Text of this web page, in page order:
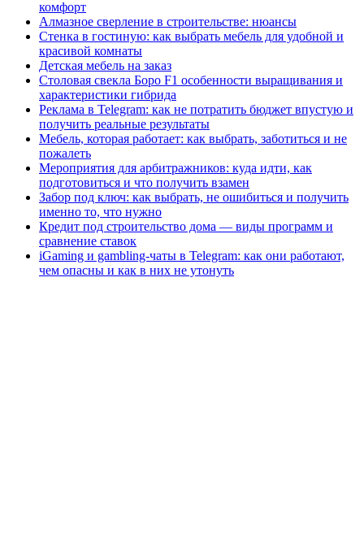
комфорт
Алмазное сверление в строительстве: нюансы
Стенка в гостиную: как выбрать мебель для удобной и
красивой комнаты
Детская мебель на заказ
Столовая свекла Боро F1 особенности выращивания и
характеристики гибрида
Реклама в Telegram: как не потратить бюджет впустую и
получить реальные результаты
Мебель, которая работает: как выбрать, заботиться и не
пожалеть
Мероприятия для арбитражников: куда идти, как
подготовиться и что получить взамен
Забор под ключ: как выбрать, не ошибиться и получить
именно то, что нужно
Кредит под строительство дома — виды программ и
сравнение ставок
iGaming и gambling-чаты в Telegram: как они работают,
чем опасны и как в них не утонуть